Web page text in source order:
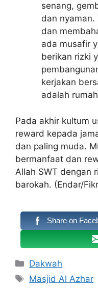
senang,
dan nyaman.
dan
ada musafir
berikan rizki
kerjakan
adalah
Pada akhir kultum
reward kepada
dan paling muda.
bermanfaat dan
Allah SWT dengan
barokah. (Endar/
Share on
Kategori
Dakwah
Tag
Masjid Al Azhar